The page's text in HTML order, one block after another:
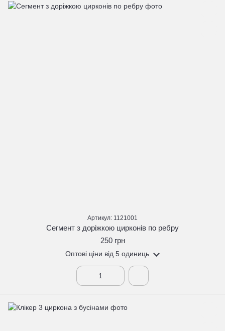
Артикул: 1121001
Сегмент з доріжкою цирконів по ребру
250 грн
Оптові ціни від 5 одиниць